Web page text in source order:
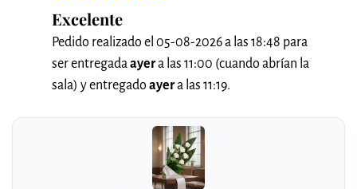
Excelente
Pedido realizado el 05-08-2026 a las 18:48 para
ser entregadaayera las 11:00 (cuando abrían la
sala) y entregado ayera las 11:19.